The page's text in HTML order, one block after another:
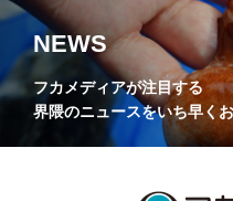
NEWS
フカメディアが注目する
界隈のニュースをいち早くお